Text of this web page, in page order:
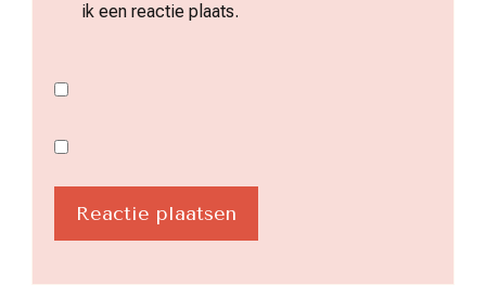
ik een reactie plaats.